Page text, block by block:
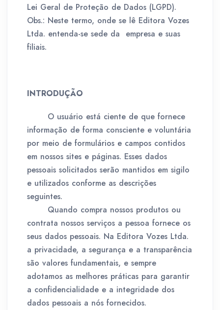
Lei Geral de Proteção de Dados (LGPD).
Obs.: Neste termo, onde se lê Editora Vozes
Ltda. entenda-se sede da empresa e suas
filiais.
INTRODUÇÃO
O usuário está ciente de que fornece
informação de forma consciente e voluntária
por meio de formulários e campos contidos
em nossos sites e páginas. Esses dados
pessoais solicitados serão mantidos em sigilo
e utilizados conforme as descrições
seguintes.
Quando compra nossos produtos ou
contrata nossos serviços a pessoa fornece os
seus dados pessoais. Na Editora Vozes Ltda.
a privacidade, a segurança e a transparência
são valores fundamentais, e sempre
adotamos as melhores práticas para garantir
a confidencialidade e a integridade dos
dados pessoais a nós fornecidos.